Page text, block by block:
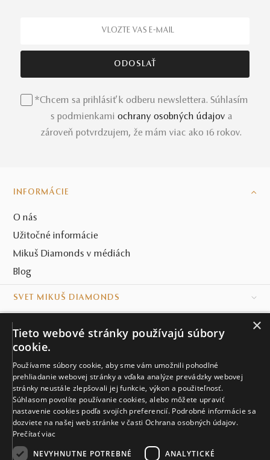
šperky do súpravy – očarujúcináhrdelník Cherish.
Prehliadka šperku a jehovýroba či úprava na mieru
kamenných predajniach naprieč Slovenskom.
*Chcem sa prihlásiť k odberu newslettera. Súhlasím
s podmienkami ochrany osobných údajov a
zároveň potvrdzujem, že mám viac ako 16 rokov.
INFORMÁCIE
O nás
Užitočné informácie
Mikuš Diamonds v médiách
Blog
SVET MIKUŠ DIAMONDS
KONTAKT
Naše klenotníctva
Sídlo spoločnosti
×
Tieto webové stránky používajú súbory
cookie.
Používame súbory cookie, aby sme vám umožnili pohodlné
prehliadanie webovej stránky a vďaka analýze prevádzky webovej
stránky neustále zlepšovali jej funkcie, výkon a použiteľnosť.
Súhlasom povolíte používanie cookies, alebo môžete upraviť
nastavenie cookies podľa svojích preferencií. Podrobné informácie sa
dozviete na našej web stránke v časti Ochrana osobných údajov.
Prečítať viac
NEVYHNUTNE POTREBNÉ
ANALYTICKÉ